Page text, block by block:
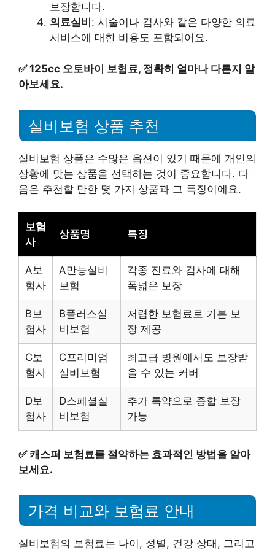
보장합니다.
의료실비 : 시술이나 검사와 같은 다양한 의료
서비스에 대한 비용도 포함되어요.
✅125cc 오토바이 보험료, 정확히 얼마나 다른지 알
아보세요.
실비보험 상품 추천
실비보험 상품은 수많은 옵션이 있기 때문에 개인의
상황에 맞는 상품을 선택하는 것이 중요합니다. 다
음은 추천할 만한 몇 가지 상품과 그 특징이에요.
보험
사
상품명 특징
A보
험사
A만능실비
보험
각종 진료와 검사에 대해
폭넓은 보장
B보
험사
B플러스실
비보험
저렴한 보험료로 기본 보
장 제공
C보
험사
C프리미엄
실비보험
최고급 병원에서도 보장받
을 수 있는 커버
D보
험사
D스페셜실
비보험
추가 특약으로 종합 보장
가능
✅캐스퍼 보험료를 절약하는 효과적인 방법을 알아
보세요.
가격 비교와 보험료 안내
실비보험의 보험료는 나이, 성별, 건강 상태, 그리고